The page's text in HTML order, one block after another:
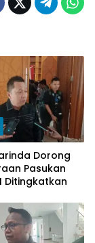
Dorong
Pasukan
Ditingkatkan